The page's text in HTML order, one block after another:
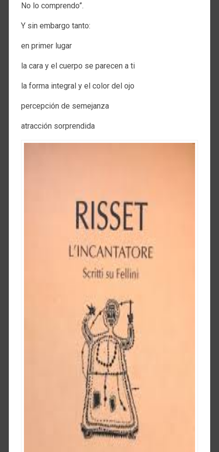
No lo comprendo”.
Y sin embargo tanto:
en primer lugar
la cara y el cuerpo se parecen a ti
la forma integral y el color del ojo
percepción de semejanza
atracción sorprendida